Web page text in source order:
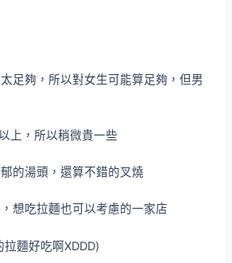
足夠，所以對女生可能算足夠，但男
上，所以稍微貴一些
的湯頭，還算不錯的叉燒
想吃拉麵也可以考慮的一家店
麵好吃啊XDDD)